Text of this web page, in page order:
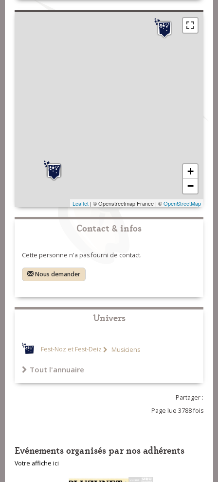
+
−
Leaflet | © Openstreetmap France | ©OpenStreetMap
Contact & infos
Cette personne n'a pas fourni de contact.
Nous demander
Univers
Fest-Noz et Fest-Deiz Musiciens
Tout l'annuaire
Partager :
Page lue 3788 fois
Evénements organisés par nos adhérents
Votre affiche ici